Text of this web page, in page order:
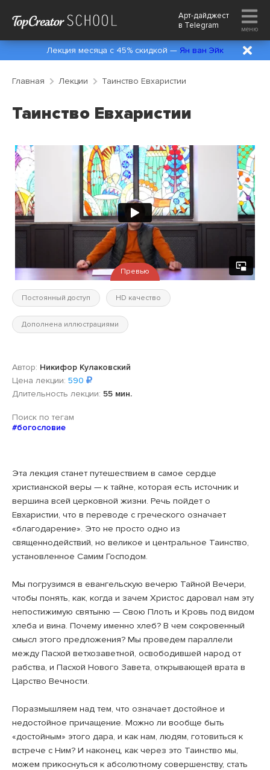
Арт-дайджест
в Telegram меню
Лекция месяца с 45% скидкой — Ян ван Эйк
Главная Лекции Таинство Евхаристии
Таинство Евхаристии
Превью
Постоянный доступ HD качество
Дополнена иллюстрациями
Автор: Никифор Кулаковский
Цена лекции: 590
Длительность лекции: 55 мин.
Поиск по тегам
#богословие
Эта лекция станет путешествием в самое сердце
христианской веры — к тайне, которая есть источник и
вершина всей церковной жизни. Речь пойдет о
Евхаристии, что в переводе с греческого означает
«благодарение». Это не просто одно из
священнодействий, но великое и центральное Таинство,
установленное Самим Господом.
Мы погрузимся в евангельскую вечерю Тайной Вечери,
чтобы понять, как, когда и зачем Христос даровал нам эту
непостижимую святыню — Свою Плоть и Кровь под видом
хлеба и вина. Почему именно хлеб? В чем сокровенный
смысл этого предложения? Мы проведем параллели
между Пасхой ветхозаветной, освободившей народ от
рабства, и Пасхой Нового Завета, открывающей врата в
Царство Вечности.
Поразмышляем над тем, что означает достойное и
недостойное причащение. Можно ли вообще быть
«достойным» этого дара, и как нам, людям, готовиться к
встрече с Ним? И наконец, как через это Таинство мы,
можем прикоснуться к абсолютному совершенству, стать